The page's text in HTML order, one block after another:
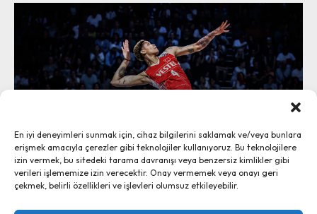
En iyi deneyimleri sunmak için, cihaz bilgilerini saklamak ve/veya bunlara
erişmek amacıyla çerezler gibi teknolojiler kullanıyoruz. Bu teknolojilere
izin vermek, bu sitedeki tarama davranışı veya benzersiz kimlikler gibi
verileri işlememize izin verecektir. Onay vermemek veya onayı geri
çekmek, belirli özellikleri ve işlevleri olumsuz etkileyebilir.
“Sosyalizme Rağmen Başarı” Miti
2 Ağustos 2026